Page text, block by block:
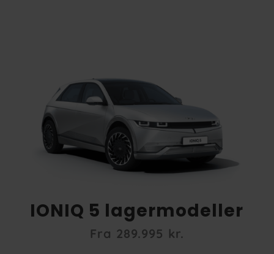
IONIQ 5 lagermodeller
Fra 289.995 kr.